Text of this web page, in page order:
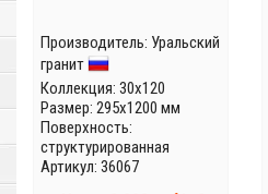
Производитель: Уральский
гранит
Коллекция: 30x120
Размер: 295x1200 мм
Поверхность:
структурированная
Артикул: 36067